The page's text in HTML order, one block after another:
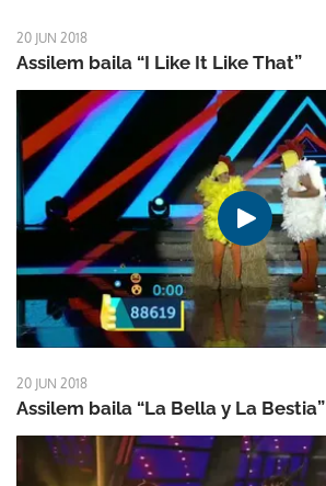
20 JUN 2018
Assilem baila “I Like It Like That”
20 JUN 2018
Assilem baila “La Bella y La Bestia”